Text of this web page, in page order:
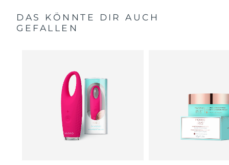
DAS KÖNNTE DIR AUCH
GEFALLEN